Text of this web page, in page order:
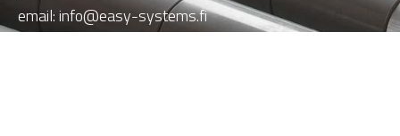
email:info@easy-systems.fi